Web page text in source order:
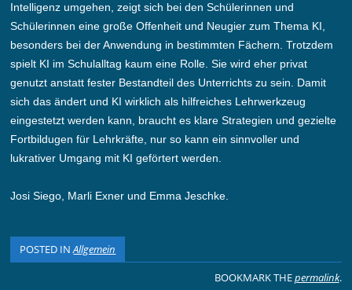
Intelligenz umgehen, zeigt sich bei den Schülerinnen und
Schülerinnen eine große Offenheit und Neugier zum Thema KI,
besonders bei der Anwendung in bestimmten Fächern. Trotzdem
spielt KI im Schulalltag kaum eine Rolle. Sie wird eher privat
genutzt anstatt fester Bestandteil des Unterrichts zu sein. Damit
sich das ändert und KI wirklich als hilfreiches Lehrwerkzeug
eingestetzt werden kann, braucht es klare Strategien und gezielte
Fortbildugen für Lehrkräfte, nur so kann ein sinnvoller und
lukrativer Umgang mit KI geförtert werden.
Josi Siego, Marli Exner und Emma Jeschke.
POSTED INAllgemein
BOOKMARK THEpermalink.